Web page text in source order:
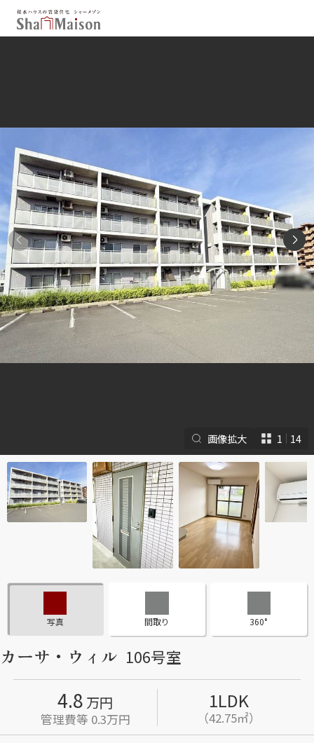
北海道
中部
関西
中国・四国
九州
市区郡・路線・駅から探す
通勤・通学時間から探す
地図から探す
人気のカテゴリから探す
シャーメゾンとは
シャーメゾンセレクショ
ン
動画ギャラリー
ShaMaison STYLE
シャーメゾンショップを探す
らくらく内見
画像拡大 1 14
写真 間取り 360°
カーサ・ウィル 106号室
4.8 万円
管理費等 0.3万円
1LDK
（42.75㎡）